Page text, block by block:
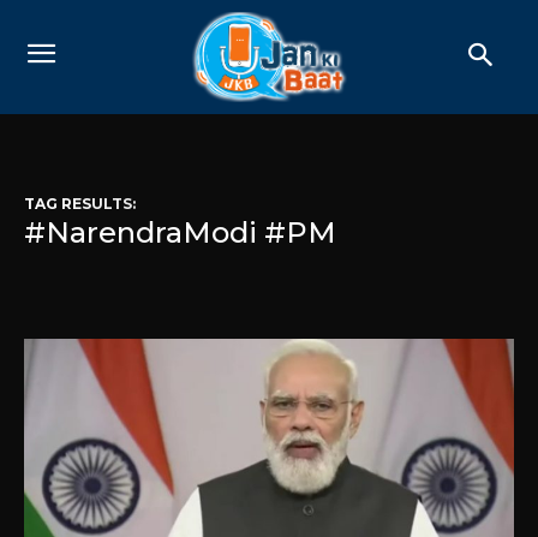
TAG RESULTS:
#NarendraModi #PM